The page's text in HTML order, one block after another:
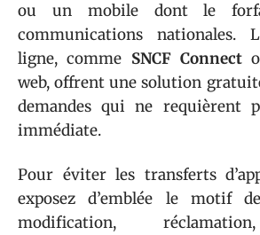
ou un mobile dont le
communications nationales.
ligne, comme SNCF Connect
web, offrent une solution
demandes qui ne requièrent
immédiate.
Pour éviter les transferts
exposez d’emblée le motif
modification,